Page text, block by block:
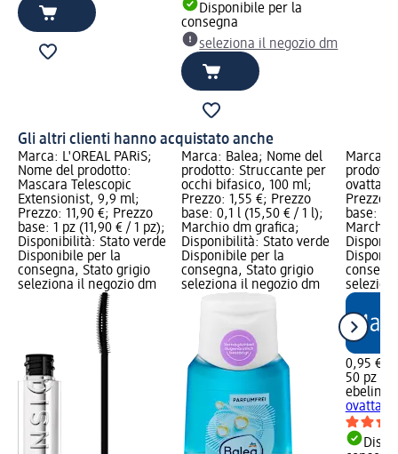
Disponibile per la
consegna
seleziona il negozio dm
Gli altri clienti hanno acquistato anche
Marca: L'ORÉAL PARiS;
Nome del prodotto:
Mascara Telescopic
Extensionist, 9,9 ml;
Prezzo: 11,90 €; Prezzo
base: 1 pz (11,90 € / 1 pz);
Disponibilità: Stato verde
Disponibile per la
consegna, Stato grigio
seleziona il negozio dm
Marca: Balea; Nome del
prodotto: Struccante per
occhi bifasico, 100 ml;
Prezzo: 1,55 €; Prezzo
base: 0,1 l (15,50 € / 1 l);
Marchio dm grafica;
Disponibilità: Stato verde
Disponibile per la
consegna, Stato grigio
seleziona il negozio dm
Marca:
ovattati
Prezzo:
base:
Marchio
0,95 €
50 pz
ebelin
ovattati